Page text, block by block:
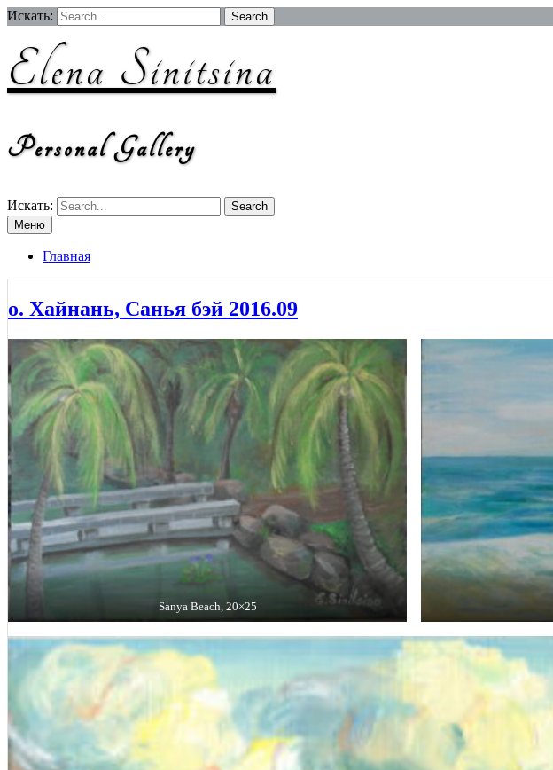
Перейти
к
содержимому
Искать:
Elena Sinitsina
Personal Gallery
Искать:
Меню
Главная
о. Хайнань, Санья бэй 2016.09
Sanya Beach, 20×25